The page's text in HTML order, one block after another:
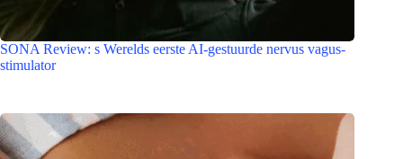
SONA Review: s Werelds eerste AI-gestuurde nervus vagus-
stimulator